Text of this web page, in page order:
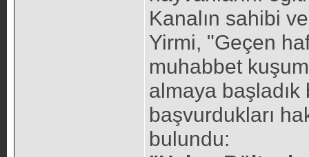
Kanalın sahibi
Yirmi, "Geçen
muhabbet
almaya
başvurdukları
bulundu: